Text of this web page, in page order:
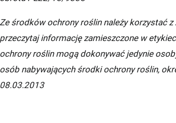
Ze środków ochrony roślin należy korzystać
przeczytaj informację zamieszczone w
ochrony roślin mogą dokonywać jedynie
osób nabywających środki ochrony roślin,
08.03.2013
24/7(przewidywana dostawa: